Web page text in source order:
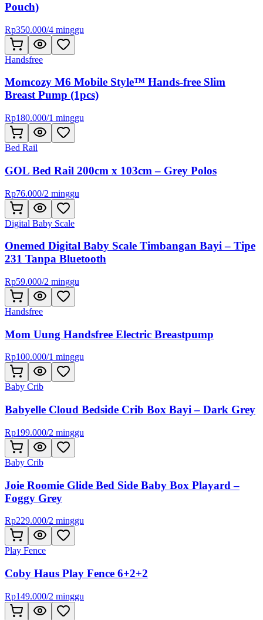
Pouch)
Rp350.000/4 minggu
Handsfree
Momcozy M6 Mobile Style™ Hands-free Slim
Breast Pump (1pcs)
Rp180.000/1 minggu
Bed Rail
GOL Bed Rail 200cm x 103cm – Grey Polos
Rp76.000/2 minggu
Digital Baby Scale
Onemed Digital Baby Scale Timbangan Bayi – Tipe
231 Tanpa Bluetooth
Rp59.000/2 minggu
Handsfree
Mom Uung Handsfree Electric Breastpump
Rp100.000/1 minggu
Baby Crib
Babyelle Cloud Bedside Crib Box Bayi – Dark Grey
Rp199.000/2 minggu
Baby Crib
Joie Roomie Glide Bed Side Baby Box Playard –
Foggy Grey
Rp229.000/2 minggu
Play Fence
Coby Haus Play Fence 6+2+2
Rp149.000/2 minggu